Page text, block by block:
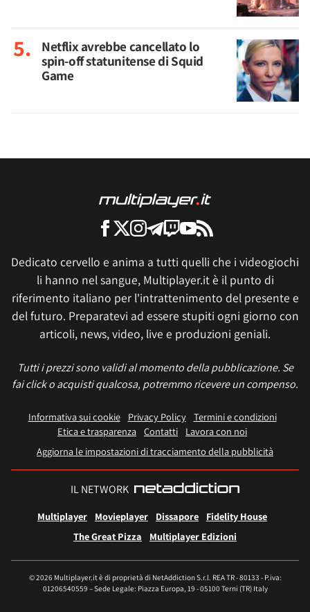
Netflix avrebbe cancellato lo
spin-off statunitense di Squid
Game
Dedicato cervello e anima a tutti quelli che i videogiochi
li hanno nel sangue, Multiplayer.it è il punto di
riferimento italiano per l'intrattenimento del presente e
del futuro. Preparatevi ad essere stupiti ogni giorno con
articoli, news, video, live e produzioni geniali.
Tutti i prezzi sono validi al momento della pubblicazione. Se
fai click o acquisti qualcosa, potremmo ricevere un compenso.
Informativa sui cookie Privacy Policy
Termini e condizioni
Etica e trasparenza Contatti
Lavora con noi
Aggiorna le impostazioni di tracciamento della pubblicità
IL NETWORK
Multiplayer Movieplayer Dissapore
Fidelity House
The Great Pizza
Multiplayer Edizioni
© 2026 Multiplayer.it è di proprietà di NetAddiction S.r.l. REA TR - 80133 - P.iva:
01206540559 – Sede Legale: Piazza Europa, 19 - 05100 Terni (TR) Italy